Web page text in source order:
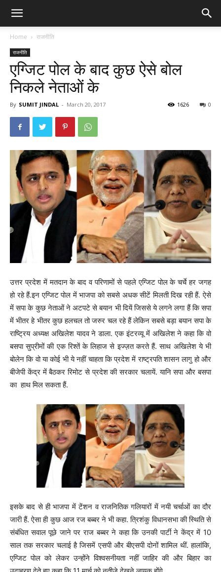
Home राजनीति
राजनीति
एग्जिट पोल के बाद कुछ ऐसे बोल
निकले नेताओं के
By SUMIT JINDAL - March 20, 2017 0
1626
उत्तर प्रदेश में मतदान के बाद व परिणामों से पहले एग्जिट पोल के चर्चे हर जगह
हो रहे हैं.इन एग्जिट पोल में भाजपा को सबसे अधक सीटें मिलती दिख रही हैं. ऐसे
में सपा के कुछ नेताओं ने अटपटे से बयान भी दियें जिससे ये लगने लगा हैं कि सपा
में भीतर हे भीतर कुछ हलचल तो जरुर चल रहे हैं लेकिन सबसे बड़ा बयान सपा के
राष्ट्रिय अध्यक्ष अखिलेश यादव ने डाला. एक इंटरव्यू में अखिलेश ने कहा कि वो
बसपा सुप्रीमों की एक रिश्तें के लिहाज से इज्ज़त करते हैं. साथ अखिलेश ये भी
बोलेन कि वो या कोई भी ये नहीं चाहता कि प्रदेश में राष्ट्रपति शासन लागु हो और
बीजेपी केंद्र में बैठकर रिमोट से प्रदेश की सरकार चलायें. यानि सपा और बसपा
का हाथ मिल सकता हैं.
इसके बाद से ही भाजपा में टेंशन व राजनितिक गलियारों में नयी चर्चाओं का दौर
जारी हैं. ऐसा ही कुछ आज रज बब्बर ने भी कहा. त्रिशंकु विधानसभा की स्थिति से
संबंधित सवाल पूछे जाने पर राज बब्बर ने कहा कि उनकी पार्टी ने केंद्र में 10
साल तक सरकार चलाई है जिसमें एसपी और बीएसपी दोनों शामिल थीं. हालांकि,
एग्जिट पोल को लेकर उन्होंने विश्वसनीयता नहीं जाहिर की और बिहार का